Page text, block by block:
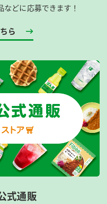
どに応募できます！
ら
式通販